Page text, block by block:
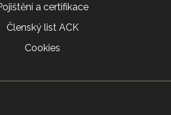
a certifikace
Členský list ACK
Cookies